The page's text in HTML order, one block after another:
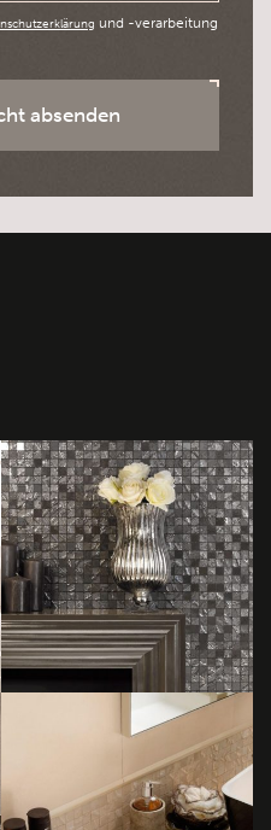
und -verarbeitung
absenden